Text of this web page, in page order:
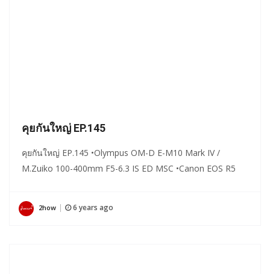
คุยกันใหญ่ EP.145
คุยกันใหญ่ EP.145 •Olympus OM-D E-M10 Mark IV /
M.Zuiko 100-400mm F5-6.3 IS ED MSC •Canon EOS R5
2how 6 years ago